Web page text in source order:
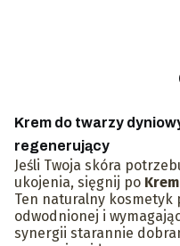
Krem do twarzy
regenerujący
Jeśli Twoja skóra
ukojenia, sięgnij po
Ten naturalny kosmetyk
odwodnionej i
synergii starannie